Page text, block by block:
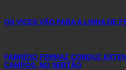
OS VICES VÃO PARA A LINHA DE
FABRÍZIO FERRAZ CONDUZ
CAMPOS, NO SERTÃO